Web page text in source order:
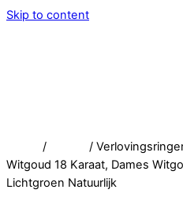
Skip to content
/
/
Witgoud 18 Karaat, Dames
Lichtgroen Natuurlijk